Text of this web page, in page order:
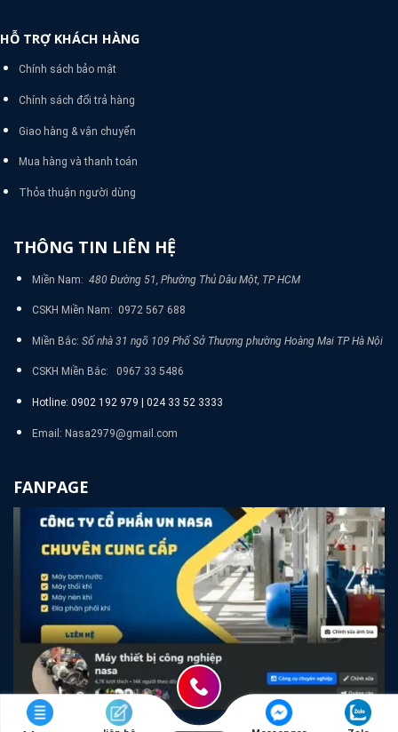
HỖ TRỢ KHÁCH HÀNG
Chính sách bảo mật
Chính sách đổi trả hàng
Giao hàng & vận chuyển
Mua hàng và thanh toán
Thỏa thuận người dùng
THÔNG TIN LIÊN HỆ
Miền Nam: 480 Đường 51, Phường Thủ Dâu Một, TP HCM
CSKH Miền Nam: 0972 567 688
Miền Bắc: Số nhà 31 ngõ 109 Phố Sở Thượng phường Hoàng Mai TP Hà Nội
CSKH Miền Bắc: 0967 33 5486
Hotline: 0902 192 979 | 024 33 52 3333
Email: Nasa2979@gmail.com
FANPAGE